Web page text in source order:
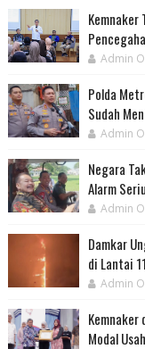
Kemnaker
Admin
Polda
Sudah
Admin
Negara
Alarm
Admin
Damkar
di Lantai
Admin
Kemnaker
Modal